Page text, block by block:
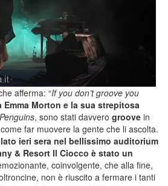
afferma: “If you don’t groove you
Emma Morton e la sua strepitosa
, sono stati davvero groove in
far muovere la gente che li ascolta.
ieri sera nel bellissimo auditorium
& Resort Il Ciocco è stato un
coinvolgente, che alla fine,
non è riuscito a fermare i tanti